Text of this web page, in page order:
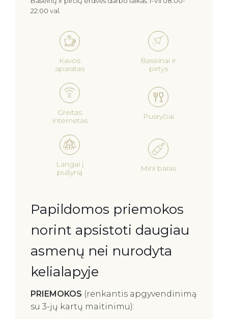
22:00 val.
Kavos
aparatas
Baseinai ir
pirtys
Greitas
internetas
Pusryčiai
Langai į
pušyną
Mini baras
Papildomos priemokos
norint apsistoti daugiau
asmenų nei nurodyta
kelialapyje
PRIEMOKOS (renkantis apgyvendinimą
su 3-jų kartų maitinimu):